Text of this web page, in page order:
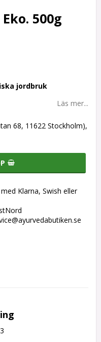
500g
jordbruk
Läs mer...
68, 11622 Stockholm),
Klarna, Swish eller